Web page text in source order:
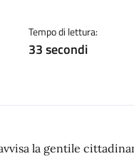
Tempo di lettura:
33 secondi
la gentile